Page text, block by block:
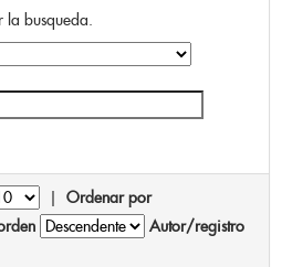
busqueda.
| Ordenar por
Autor/registro